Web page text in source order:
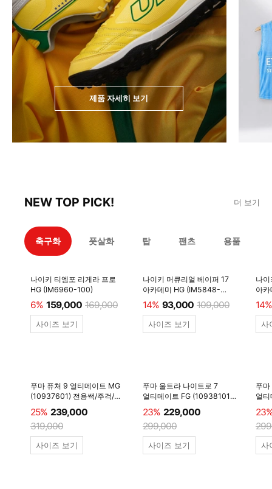
제품 자세히 보기
NEW TOP PICK! 더 보기
축구화 풋살화 탑 팬츠 용품
나이키 티엠포 리게라 프로
HG (IM6960-100)
6% 159,000 169,000
사이즈 보기
나이키 머큐리얼 베이퍼 17
아카데미 HG (IM5848-
600)
14% 93,000 109,000
사이즈 보기
나
아
14%
사
푸마 퓨처 9 얼티메이트 MG
(10937601) 전용쌕/주걱/
양말 #
25% 239,000
319,000
사이즈 보기
푸마 울트라 나이트로 7
얼티메이트 FG (10938101)
전용쌕/주걱/양말 #
23% 229,000
299,000
사이즈 보기
푸
얼
전
사